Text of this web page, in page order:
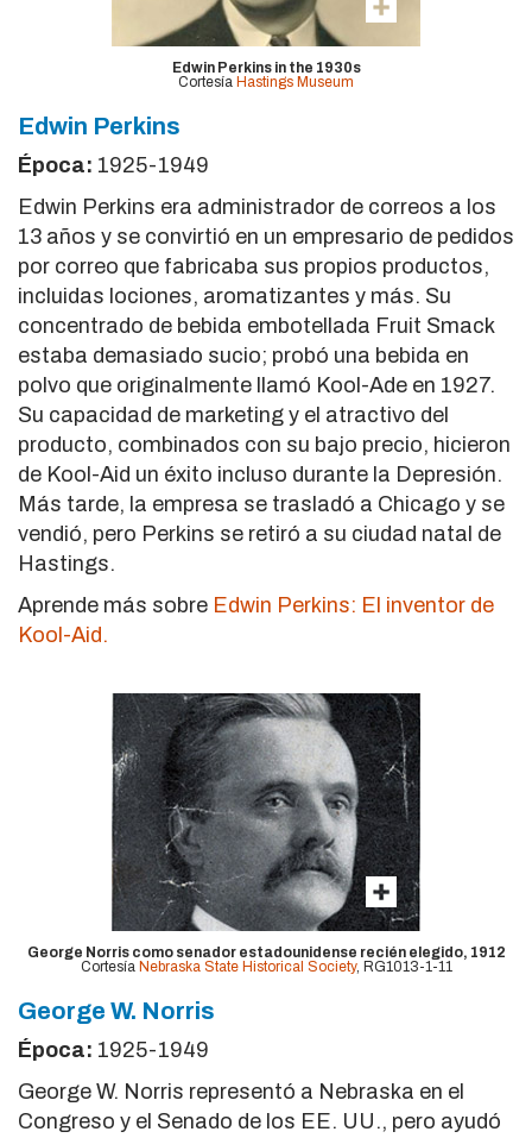
Edwin Perkins in the 1930s
Cortesía Hastings Museum
Edwin Perkins
Época: 1925-1949
Edwin Perkins era administrador de correos a los
13 años y se convirtió en un empresario de pedidos
por correo que fabricaba sus propios productos,
incluidas lociones, aromatizantes y más. Su
concentrado de bebida embotellada Fruit Smack
estaba demasiado sucio; probó una bebida en
polvo que originalmente llamó Kool-Ade en 1927.
Su capacidad de marketing y el atractivo del
producto, combinados con su bajo precio, hicieron
de Kool-Aid un éxito incluso durante la Depresión.
Más tarde, la empresa se trasladó a Chicago y se
vendió, pero Perkins se retiró a su ciudad natal de
Hastings.
Aprende más sobre Edwin Perkins: El inventor de
Kool-Aid.
George Norris como senador estadounidense recién elegido, 1912
Cortesía Nebraska State Historical Society, RG1013-1-11
George W. Norris
Época: 1925-1949
George W. Norris representó a Nebraska en el
Congreso y el Senado de los EE. UU., pero ayudó